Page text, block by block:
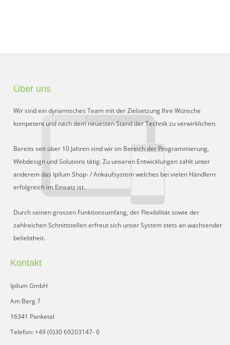
Schnittstelle für Preisvergleiche
Liveeditor
Über uns
Wir sind ein dynamisches Team mit der Zielsetzung Ihre Wünsche
kompetent und nach dem neuesten Stand der Technik zu verwirklichen.
Bereits seit über 10 Jahren sind wir im Bereich der Programmierung,
Webdesign und Solutions tätig. Zu unseren Entwicklungen zählt unter
anderem das Ipilum Shop- / Ankaufsystem welches bei vielen Händlern
erfolgreich im Einsatz ist.
Durch seinen grossen Funktionsumfang, der Flexibilität sowie der
zahlreichen Schnittstellen erfreut sich unser System stets an wachsender
beliebtheit.
Kontakt
Ipilum GmbH
Am Berg 7
16341 Panketal
Telefon: +49 (0)30 69203147- 0